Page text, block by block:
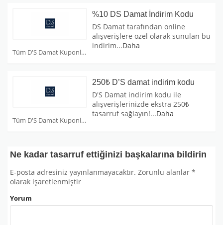
Tüm D'S Damat Kuponları
%10 DS Damat İndirim Kodu
DS Damat tarafından online
alışverişlere özel olarak sunulan bu
indirim...Daha
Tüm D'S Damat Kuponları
250₺ D’S damat indirim kodu
D'S Damat indirim kodu ile
alışverişlerinizde ekstra 250₺
tasarruf sağlayın!...Daha
Ne kadar tasarruf ettiğinizi başkalarına bildirin
E-posta adresiniz yayınlanmayacaktır. Zorunlu alanlar *
olarak işaretlenmiştir
Yorum